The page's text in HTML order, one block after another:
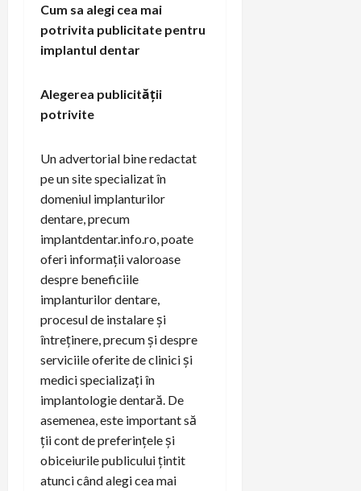
Cum sa alegi cea mai
potrivita publicitate pentru
implantul dentar
Alegerea publicității
potrivite
Un advertorial bine redactat
pe un site specializat în
domeniul implanturilor
dentare, precum
implantdentar.info.ro, poate
oferi informații valoroase
despre beneficiile
implanturilor dentare,
procesul de instalare și
întreținere, precum și despre
serviciile oferite de clinici și
medici specializați în
implantologie dentară. De
asemenea, este important să
ții cont de preferințele și
obiceiurile publicului țintit
atunci când alegi cea mai